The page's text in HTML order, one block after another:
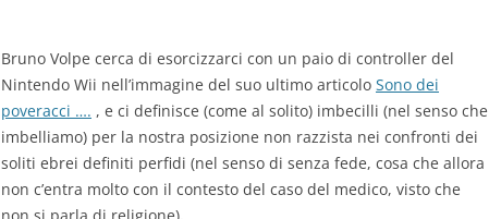
Bruno Volpe cerca di esorcizzarci con un paio di controller del
Nintendo Wii nell’immagine del suo ultimo articolo Sono dei
poveracci …. , e ci definisce (come al solito) imbecilli (nel senso che
imbelliamo) per la nostra posizione non razzista nei confronti dei
soliti ebrei definiti perfidi (nel senso di senza fede, cosa che allora
non c’entra molto con il contesto del caso del medico, visto che